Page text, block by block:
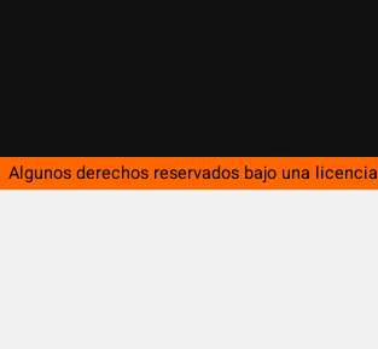
Algunos derechos reservados bajo una licencia